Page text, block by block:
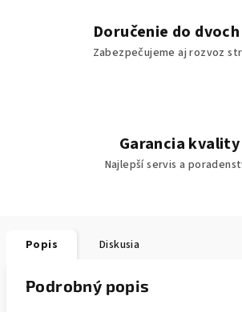
Doručenie do
Zabezpečujeme aj rozvoz
Garancia kvality
Najlepší servis a
Popis Diskusia
Podrobný popis